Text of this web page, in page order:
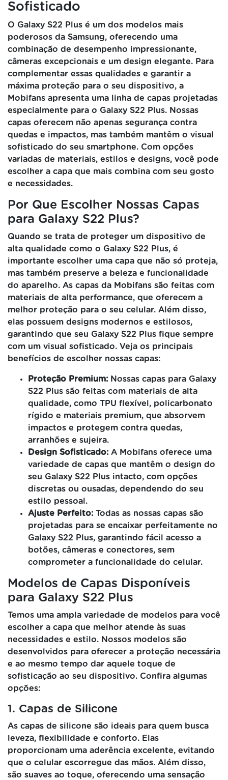
Sofisticado
O Galaxy S22 Plus é um dos modelos mais
poderosos da Samsung, oferecendo uma
combinação de desempenho impressionante,
câmeras excepcionais e um design elegante. Para
complementar essas qualidades e garantir a
máxima proteção para o seu dispositivo, a
Mobifans apresenta uma linha de capas projetadas
especialmente para o Galaxy S22 Plus. Nossas
capas oferecem não apenas segurança contra
quedas e impactos, mas também mantêm o visual
sofisticado do seu smartphone. Com opções
variadas de materiais, estilos e designs, você pode
escolher a capa que mais combina com seu gosto
e necessidades.
Por Que Escolher Nossas Capas
para Galaxy S22 Plus?
Quando se trata de proteger um dispositivo de
alta qualidade como o Galaxy S22 Plus, é
importante escolher uma capa que não só proteja,
mas também preserve a beleza e funcionalidade
do aparelho. As capas da Mobifans são feitas com
materiais de alta performance, que oferecem a
melhor proteção para o seu celular. Além disso,
elas possuem designs modernos e estilosos,
garantindo que seu Galaxy S22 Plus fique sempre
com um visual sofisticado. Veja os principais
benefícios de escolher nossas capas:
Proteção Premium: Nossas capas para Galaxy
S22 Plus são feitas com materiais de alta
qualidade, como TPU flexível, policarbonato
rígido e materiais premium, que absorvem
impactos e protegem contra quedas,
arranhões e sujeira.
Design Sofisticado: A Mobifans oferece uma
variedade de capas que mantêm o design do
seu Galaxy S22 Plus intacto, com opções
discretas ou ousadas, dependendo do seu
estilo pessoal.
Ajuste Perfeito: Todas as nossas capas são
projetadas para se encaixar perfeitamente no
Galaxy S22 Plus, garantindo fácil acesso a
botões, câmeras e conectores, sem
comprometer a funcionalidade do celular.
Modelos de Capas Disponíveis
para Galaxy S22 Plus
Temos uma ampla variedade de modelos para você
escolher a capa que melhor atende às suas
necessidades e estilo. Nossos modelos são
desenvolvidos para oferecer a proteção necessária
e ao mesmo tempo dar aquele toque de
sofisticação ao seu dispositivo. Confira algumas
opções:
1. Capas de Silicone
As capas de silicone são ideais para quem busca
leveza, flexibilidade e conforto. Elas
proporcionam uma aderência excelente, evitando
que o celular escorregue das mãos. Além disso,
são suaves ao toque, oferecendo uma sensação